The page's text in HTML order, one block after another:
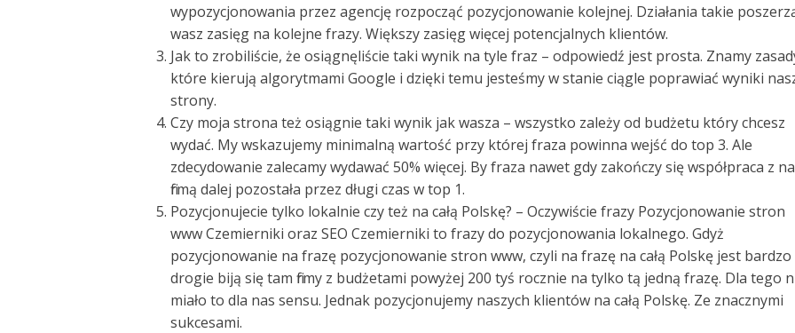
wypozycjonowania przez agencję rozpocząć pozycjonowanie kolejnej. Działania takie
wasz zasięg na kolejne frazy. Większy zasięg więcej potencjalnych klientów.
Jak to zrobiliście, że osiągnęliście taki wynik na tyle fraz – odpowiedź jest prosta. Znamy
które kierują algorytmami Google i dzięki temu jesteśmy w stanie ciągle poprawiać wyniki
strony.
Czy moja strona też osiągnie taki wynik jak wasza – wszystko zależy od budżetu który chcesz
wydać. My wskazujemy minimalną wartość przy której fraza powinna wejść do top 3. Ale
zdecydowanie zalecamy wydawać 50% więcej. By fraza nawet gdy zakończy się współpraca z
firmą dalej pozostała przez długi czas w top 1.
Pozycjonujecie tylko lokalnie czy też na całą Polskę? – Oczywiście frazy Pozycjonowanie stron
www Czemierniki oraz SEO Czemierniki to frazy do pozycjonowania lokalnego. Gdyż
pozycjonowanie na frazę pozycjonowanie stron www, czyli na frazę na całą Polskę jest bardzo
drogie biją się tam firmy z budżetami powyżej 200 tyś rocznie na tylko tą jedną frazę. Dla tego
miało to dla nas sensu. Jednak pozycjonujemy naszych klientów na całą Polskę. Ze znacznymi
sukcesami.